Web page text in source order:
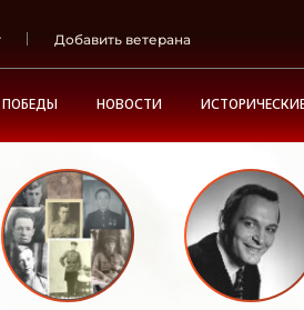
Добавить ветерана
ПОБЕДЫ НОВОСТИ